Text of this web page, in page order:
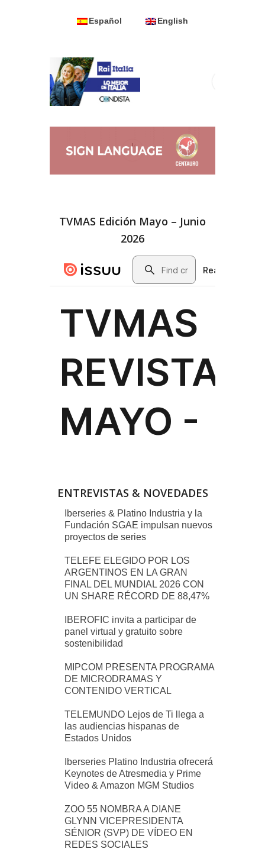
Español English
TVMAS Edición Mayo – Junio
2026
ENTREVISTAS & NOVEDADES
Iberseries & Platino Industria y la
Fundación SGAE impulsan nuevos
proyectos de series
TELEFE ELEGIDO POR LOS
ARGENTINOS EN LA GRAN
FINAL DEL MUNDIAL 2026 CON
UN SHARE RÉCORD DE 88,47%
IBEROFIC invita a participar de
panel virtual y gratuito sobre
sostenibilidad
MIPCOM PRESENTA PROGRAMA
DE MICRODRAMAS Y
CONTENIDO VERTICAL
TELEMUNDO Lejos de Ti llega a
las audiencias hispanas de
Estados Unidos
Iberseries Platino Industria ofrecerá
Keynotes de Atresmedia y Prime
Video & Amazon MGM Studios
ZOO 55 NOMBRA A DIANE
GLYNN VICEPRESIDENTA
SÉNIOR (SVP) DE VÍDEO EN
REDES SOCIALES